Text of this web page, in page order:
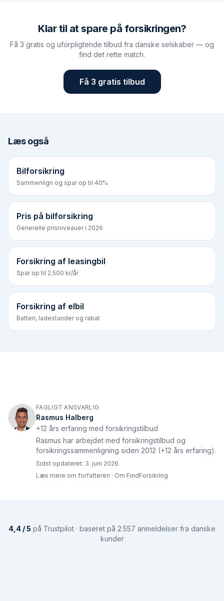
Klar til at spare på forsikringen?
Få 3 gratis og uforpligtende tilbud fra danske selskaber — og
find det rette match.
Få 3 gratis tilbud
Læs også
Bilforsikring
Sammenlign og spar op til 40%
Pris på bilforsikring
Generelle prisniveauer i 2026
Forsikring af leasingbil
Spar op til 2.500 kr/år
Forsikring af elbil
Batteri, ladestander og rabat
FAGLIGT ANSVARLIG
Rasmus Halberg
+12 års erfaring med forsikringstilbud
Rasmus har arbejdet med forsikringstilbud og
forsikringssammenligning siden 2012 (+12 års erfaring).
Sidst opdateret: 3. juni 2026
Læs mere om forfatteren · Om FindForsikring
4,4 / 5 på Trustpilot · baseret på 2.557 anmeldelser fra danske
kunder